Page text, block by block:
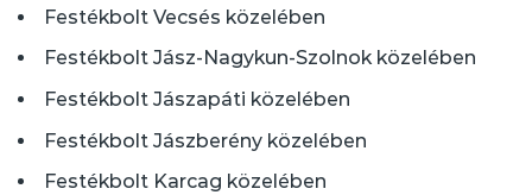
Festékbolt Vecsés közelében
Festékbolt Jász-Nagykun-Szolnok közelében
Festékbolt Jászapáti közelében
Festékbolt Jászberény közelében
Festékbolt Karcag közelében